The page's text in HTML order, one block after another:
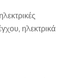
ηλεκτρικά